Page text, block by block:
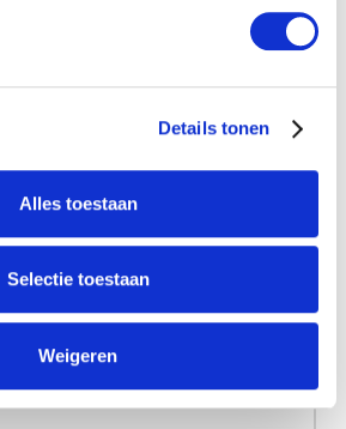
Details tonen
Alles toestaan
Selectie toestaan
Weigeren